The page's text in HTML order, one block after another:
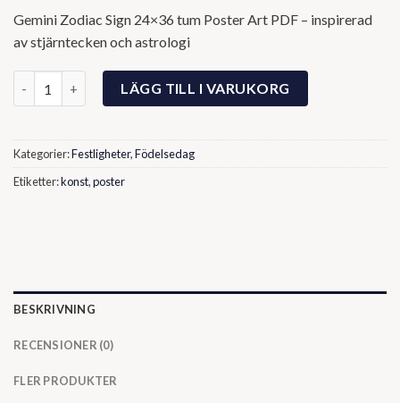
Gemini Zodiac Sign 24×36 tum Poster Art PDF – inspirerad
av stjärntecken och astrologi
Gemini Zodiac Sign Poster Art PDF mängd
LÄGG TILL I VARUKORG
Kategorier:Festligheter,Födelsedag
Etiketter:konst,poster
BESKRIVNING
RECENSIONER (0)
FLER PRODUKTER